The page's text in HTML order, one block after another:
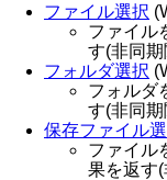
ファイル選択
ファイル
す(非同
フォルダ選択
フォルダ
す(非同
保存ファイル
ファイル
果を返す